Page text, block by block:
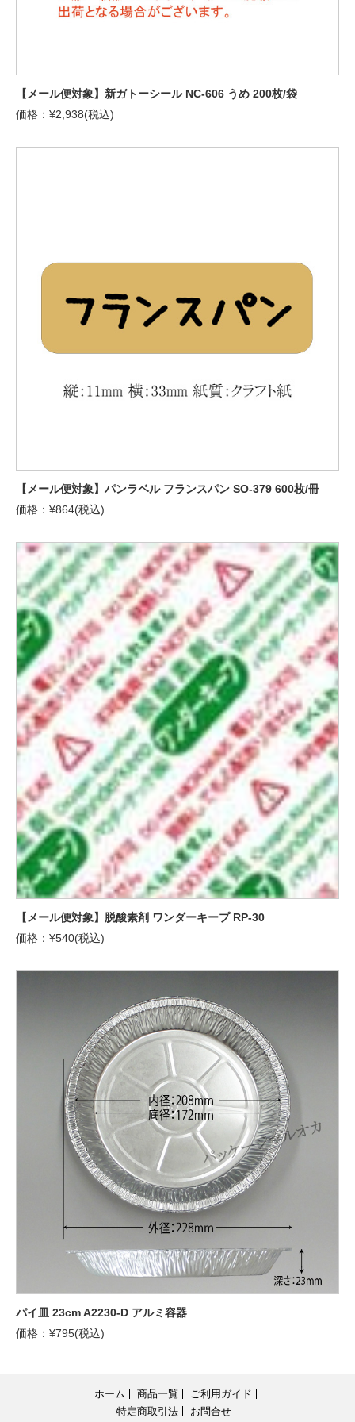
【メール便対象】新ガトーシール NC-606 うめ 200枚/袋
価格：¥2,938(税込)
【メール便対象】パンラベル フランスパン SO-379 600枚/冊
価格：¥864(税込)
【メール便対象】脱酸素剤 ワンダーキープ RP-30
価格：¥540(税込)
パイ皿 23cm A2230-D アルミ容器
価格：¥795(税込)
ホーム 商品一覧
ご利用ガイド
特定商取引法
お問合せ